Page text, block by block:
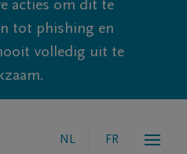
acties om dit te
tot phishing en
volledig uit te
NL FR